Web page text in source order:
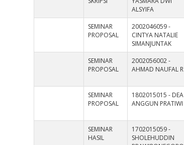
ALSYIFA
SEMINAR
PROPOSAL
2002046059 -
CINTYA NATALIE
SIMANJUNTAK
SEMINAR
PROPOSAL
2002056002 -
AHMAD NAUFAL R
SEMINAR
PROPOSAL
1802015015 - DEA
ANGGUN PRATIWI
SEMINAR
HASIL
1702015059 -
SHOLEHUDDIN